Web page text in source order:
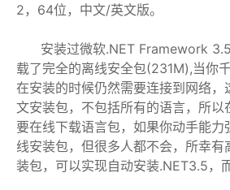
2，64位，中文/英文版。
安装过微软.NET Framework 3.5
载了完全的离线安全包(231M),当你
在安装的时候仍然需要连接到网络，
文安装包，不包括所有的语言，所以
要在线下载语言包，如果你动手能力
线安装包，但很多人都不会，所幸有
装包，可以实现自动安装.NET3.5，